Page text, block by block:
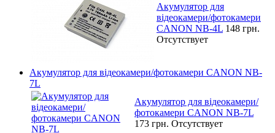
Акумулятор для
відеокамери/фотокамери
CANON NB-4L 148 грн.
Отсутствует
Акумулятор для відеокамери/фотокамери CANON NB-
7L
Акумулятор для відеокамери/
фотокамери CANON NB-7L
173 грн. Отсутствует